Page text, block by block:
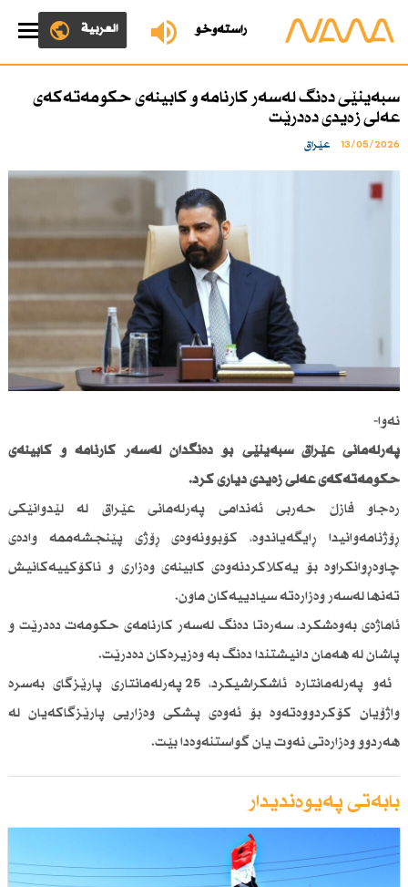
ڕاستەوخۆ العربية
سبەینێی دەنگ لەسەر كارنامە و كابینەی حكومەتەكەی
عەلی زەیدی دەدرێت
13/05/2026 عێراق
نەوا-
پەرلەمانی عێراق سبەینێی بۆ دەنگدان لەسەر كارنامە و كابینەی
حكومەتەكەی عەلی زەیدی دیاری كرد.
رەجا‌و فازڵ حەربی ئەندامی پەرلەمانی عێراق لە لێدوانێكی
ڕۆژنامەوانیدا ڕایگەیاندوە، كۆبوونەوەی ڕۆژی پێنجشەممە وادەی
چاوەڕوانكراوە بۆ یەكلاكردنەوەی كابینەی وەزاری و ناكۆكییەكانیش
تەنها لەسەر وەزارەتە سیادییەكان ماون.
ئاماژەی بەوەشكرد، سەرەتا دەنگ لەسەر كارنامەی حكومەت دەدرێت و
پاشان لە هەمان دانیشتندا دەنگ بە وەزیرەكان دەدرێت.
ئەو پەرلەمانتارە ئاشكراشیكرد، 25 پەرلەمانتاری پارێزگای بەسرە
واژۆیان كۆكردووەتەوە بۆ ئەوەی پشكی وەزاریی پارێزگاكەیان لە
هەردوو وەزارەتی نەوت یان گواستنەوەدا بێت.
بابەتی پەیوەندیدار